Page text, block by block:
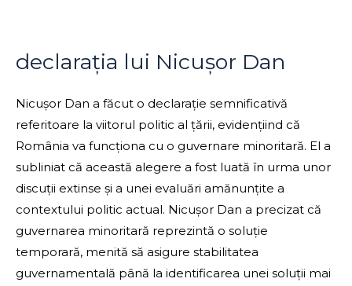
declarația lui Nicușor Dan
Nicușor Dan a făcut o declarație semnificativă
referitoare la viitorul politic al țării, evidențiind că
România va funcționa cu o guvernare minoritară. El a
subliniat că această alegere a fost luată în urma unor
discuții extinse și a unei evaluări amănunțite a
contextului politic actual. Nicușor Dan a precizat că
guvernarea minoritară reprezintă o soluție
temporară, menită să asigure stabilitatea
guvernamentală până la identificarea unei soluții mai